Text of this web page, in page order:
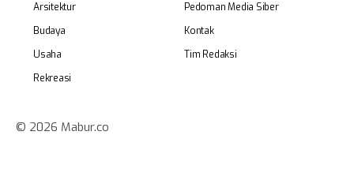
Arsitektur
Budaya
Usaha
Rekreasi
Pedoman Media Siber
Kontak
Tim Redaksi
© 2026 Mabur.co